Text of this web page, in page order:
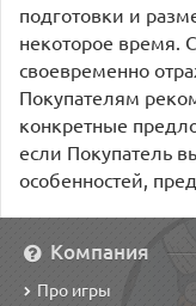
подготовки и
некоторое время.
своевременно
Покупателям
конкретные
если Покупатель
особенностей,
Компания
Про игры